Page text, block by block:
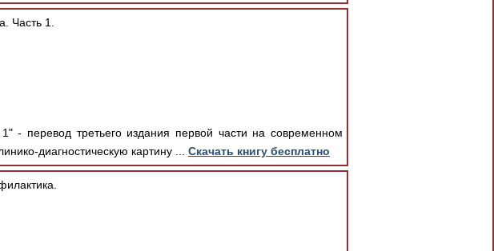
Часть 1.
- перевод третьего издания первой части на современном
диагностическую картину ... Скачать книгу бесплатно